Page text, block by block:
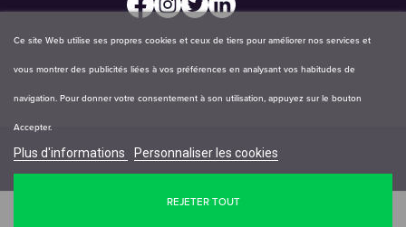
Ce site Web utilise ses propres cookies et ceux de tiers pour améliorer nos services et
vous montrer des publicités liées à vos préférences en analysant vos habitudes de
navigation. Pour donner votre consentement à son utilisation, appuyez sur le bouton
Accepter.
Plus d'informations Personnaliser les cookies
REJETER TOUT